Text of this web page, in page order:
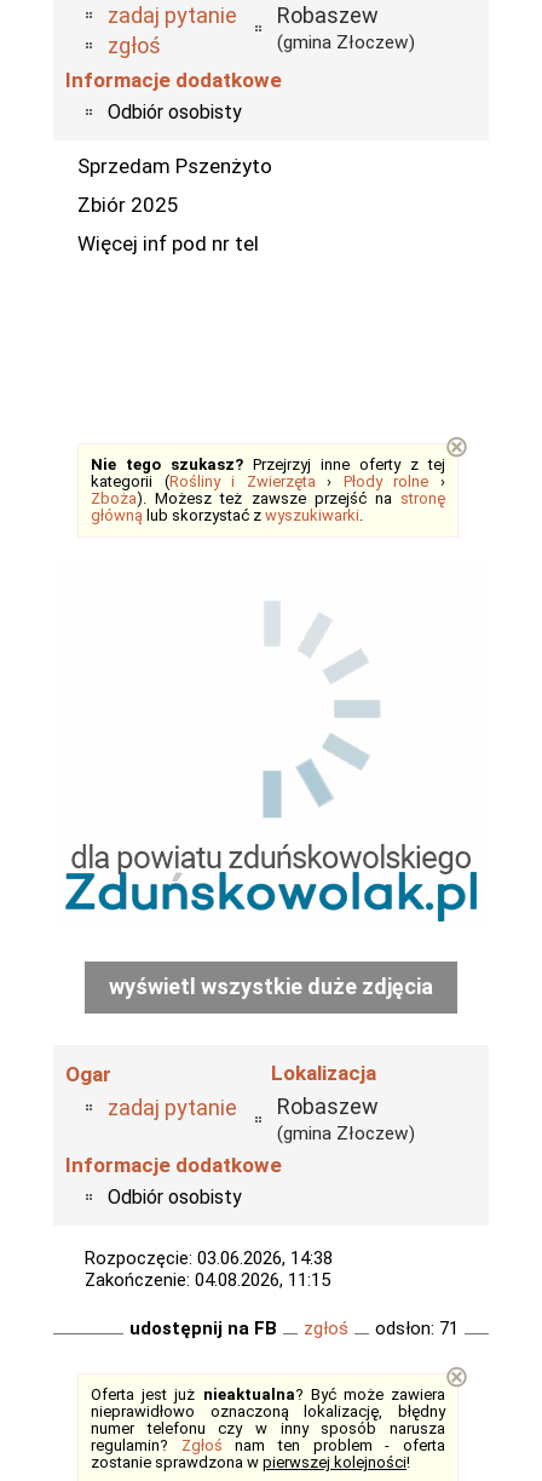
zadaj pytanie
zgłoś
Robaszew
(gmina Złoczew)
Informacje dodatkowe
Odbiór osobisty
Sprzedam Pszenżyto
Zbiór 2025
Więcej inf pod nr tel
Nie tego szukasz? Przejrzyj inne oferty z tej
kategorii (Rośliny i Zwierzęta › Płody rolne ›
Zboża). Możesz też zawsze przejść na stronę
główną lub skorzystać z wyszukiwarki
⊗
wyświetl wszystkie duże zdjęcia
Ogar
zadaj pytanie
Lokalizacja
Robaszew
(gmina Złoczew)
Informacje dodatkowe
Odbiór osobisty
Rozpoczęcie: 03.06.2026, 14:38
Zakończenie: 04.08.2026, 11:15
udostępnij na FB zgłoś odsłon: 71
Oferta jest już nieaktualna? Być może zawiera
nieprawidłowo oznaczoną lokalizację, błędny
numer telefonu czy w inny sposób narusza
regulamin? Zgłoś nam ten problem - oferta
zostanie sprawdzona w pierwszej kolejności!
⊗